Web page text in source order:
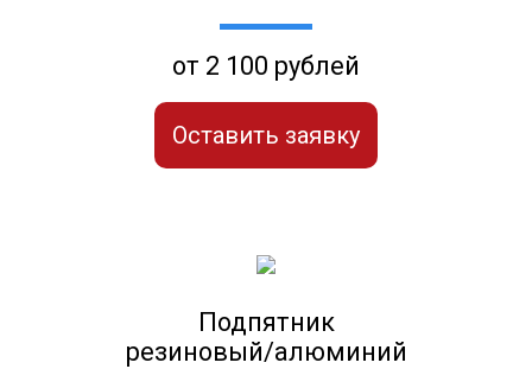
от 2 100 рублей
Оставить заявку
Подпятник
резиновый/алюминий